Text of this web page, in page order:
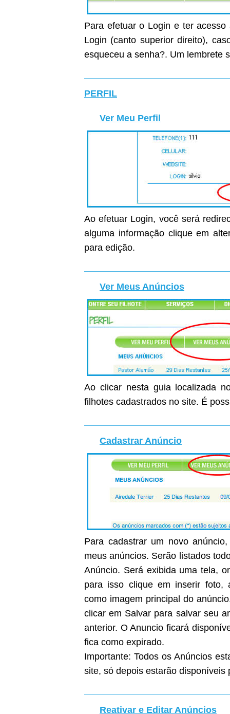
Para efetuar o Login e ter
Login (canto superior direito),
esqueceu a senha?. Um
PERFIL
Ver Meu Perfil
Ao efetuar Login, você será
alguma informação clique em
para edição.
Ver Meus Anúncios
Ao clicar nesta guia localizada
filhotes cadastrados no site. É
Cadastrar Anúncio
Para cadastrar um novo anúncio,
meus anúncios. Serão listados
Anúncio. Será exibida uma tela,
para isso clique em inserir
como imagem principal do
clicar em Salvar para salvar seu
anterior. O Anuncio ficará
fica como expirado.
Importante: Todos os Anúncios
site, só depois estarão disponíveis
Reativar e Editar Anúncios